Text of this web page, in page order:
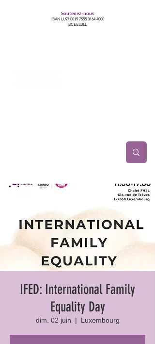
Soutenez-nous
IBAN LU97 0019 7555 3164 4000
BCEELULL
IFED: International Family
Equality Day
dim. 02 juin
  |
Luxembourg